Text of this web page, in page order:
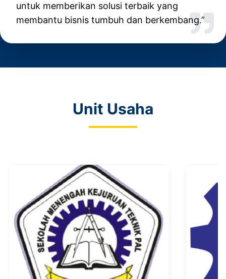
untuk memberikan solusi terbaik yang
membantu bisnis tumbuh dan berkembang.”
Unit Usaha